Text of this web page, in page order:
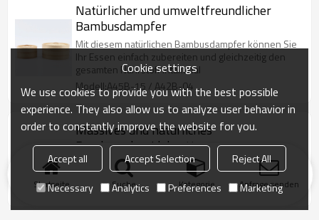
Natürlicher und umweltfreundlicher
Bambusdampfer
Mit diesem natürlichen Bambusdampfer können Sie
Ihr Essen einfach zubereiten und gleichzeitig den
gesamten Nährstoff intakt hal
Modell:A45B-15 / A42B-04
Massives und natürliches
Bambusschneidebrett
Unsere natürlichen Bambusschneidebretter haben
viele verschiedene Formen. Sie sind ein perfektes
Werkzeug, um Ihre Lebensmittel
Startseite Suche Kategorie Anfrage senden
Cookie settings
We use cookies to provide you with the best possible
experience. They also allow us to analyze user behavior in
order to constantly improve the website for you.
Accept all Accept Selection
Reject All
Necessary
Analytics Preferences Marketing